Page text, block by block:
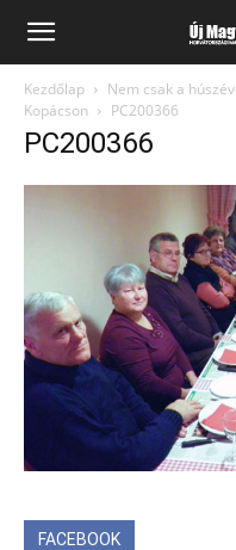
Kezdőlap
Nem csak a
Kopácson
PC200366
PC200366
FACEBOOK